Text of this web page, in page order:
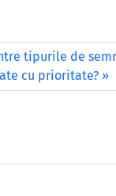
tipurile de
cu prioritate?